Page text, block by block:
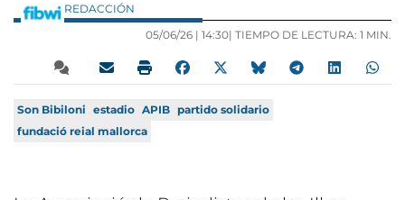
REDACCIÓN
05/06/26 | 14:30| TIEMPO DE LECTURA: 1 MIN.
Son Bibiloni estadio APIB partido solidario
fundació reial mallorca